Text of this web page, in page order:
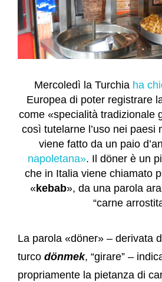
Mercoledì la Turchia ha
Europea di poter registrare
come «specialità tradizionale
così tutelarne l’uso nei paesi
viene fatto da un paio
napoletana». Il döner è un
che in Italia viene chiamato
«kebab», da una parola
“carne
La parola «döner» – derivata
turco dönmek, “girare” –
propriamente la pietanza di